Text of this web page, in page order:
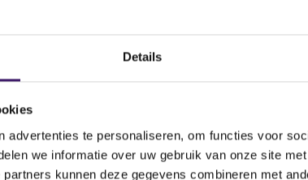
Details
advertenties te personaliseren, om functies voor
we informatie over uw gebruik van onze site
kunnen deze gegevens combineren met